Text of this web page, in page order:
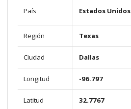
País Estados Unidos
Región Texas
Ciudad Dallas
Longitud -96.797
Latitud 32.7767